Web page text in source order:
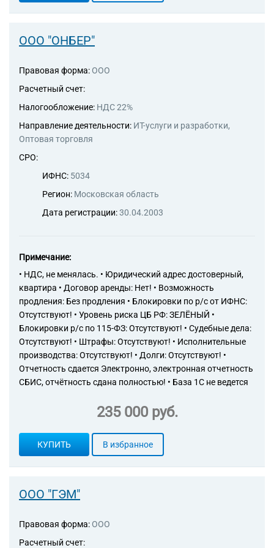
благоустройству ландшафта
ООО "ОНБЕР"
Правовая форма: ООО
Расчетный счет:
Налогообложение: НДС 22%
Направление деятельности: ИТ-услуги и разработки,
Оптовая торговля
СРО:
ИФНС: 5034
Регион: Московская область
Дата регистрации:30.04.2003
Примечание:
• НДС, не менялась. • Юридический адрес достоверный,
квартира • Договор аренды: Нет! • Возможность
продления: Без продления • Блокировки по р/с от ИФНС:
Отсутствуют! • Уровень риска ЦБ РФ: ЗЕЛЁНЫЙ •
Блокировки р/с по 115-ФЗ: Отсутствуют! • Судебные дела:
Отсутствуют! • Штрафы: Отсутствуют! • Исполнительные
производства: Отсутствуют! • Долги: Отсутствуют! •
Отчетность сдается Электронно, электронная отчетность
СБИС, отчётность сдана полностью! • База 1С не ведется
235 000 руб.
КУПИТЬ В избранное
ООО "ГЭМ"
Правовая форма: ООО
Расчетный счет: